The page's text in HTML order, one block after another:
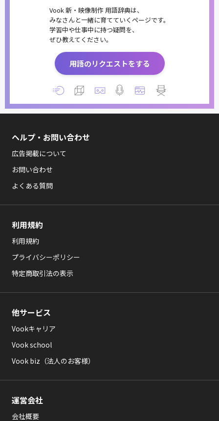
Vook 新・映像制作 用語辞典は、
みなさんと一緒に育てていくページです。
学習中や仕事中に持つ疑問を、
ぜひ教えてください。
用語のリクエストをする
ヘルプ・お問い合わせ
広告掲載について
お問い合わせ
よくある質問
利用規約
利用規約
プライバシーポリシー
特定商取引法の表示
他サービス
Vookキャリア
Vook school
Vook biz（法人のお客様）
運営会社
会社概要